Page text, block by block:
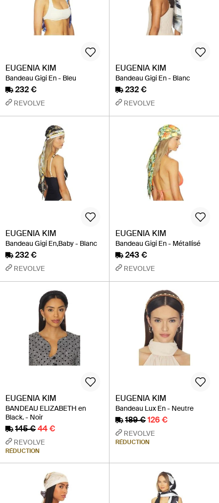
EUGENIA KIM
Bandeau Gigi En - Bleu
232 €
REVOLVE
EUGENIA KIM
Bandeau Gigi En - Blanc
232 €
REVOLVE
EUGENIA KIM
Bandeau Gigi En,Baby - Blanc
232 €
REVOLVE
EUGENIA KIM
Bandeau Gigi En - Métallisé
243 €
REVOLVE
EUGENIA KIM
BANDEAU ELIZABETH en
Black. - Noir
145 €44 €
REVOLVE
RÉDUCTION
EUGENIA KIM
Bandeau Lux En - Neutre
189 €126 €
REVOLVE
RÉDUCTION